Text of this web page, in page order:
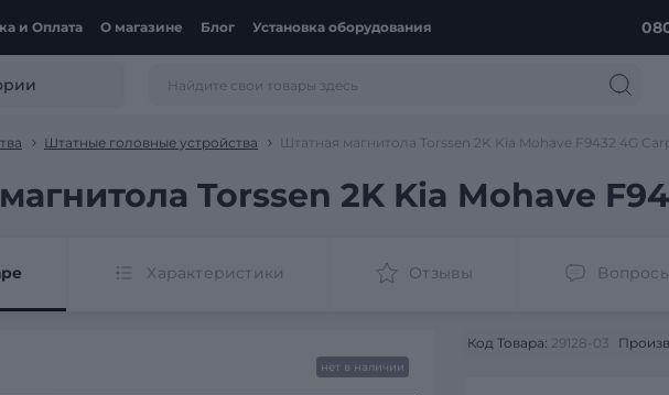
и Оплата О магазине Блог Установка оборудования
Штатные головные устройства Штатная магнитола Torssen 2K Kia Mohave F9432 4G
Torssen 2K Kia Mohave
Характеристики Отзывы Вопросы
нет в наличии
Код Товара: 29128-03